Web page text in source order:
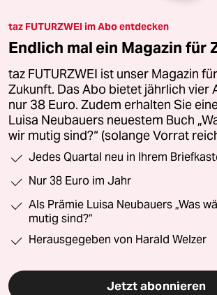
taz FUTURZWEI im Abo entdecken
Endlich mal ein Magazin für
taz FUTURZWEI ist unser Magazin
Zukunft. Das Abo bietet jährlich vier
nur 38 Euro. Zudem erhalten Sie
Luisa Neubauers neuestem Buch
wir mutig sind?“ (solange Vorrat
Jedes Quartal neu in Ihrem
Nur 38 Euro im Jahr
Als Prämie Luisa Neubauers „Was
mutig sind?“
Herausgegeben von Harald Welzer
Jetzt abonnieren